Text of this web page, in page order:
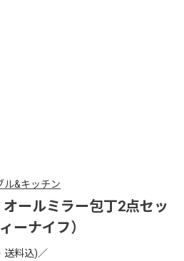
ル&キッチン
オールミラー包丁2点セッ
ーナイフ）
送料込)／